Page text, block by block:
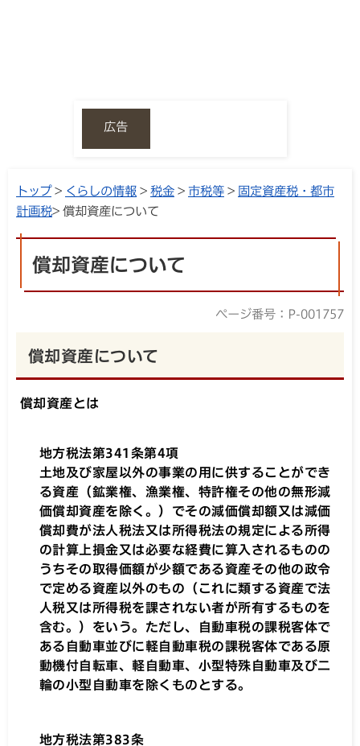
広告
トップ> くらしの情報 > 税金 > 市税等 > 固定資産税・都市
計画税> 償却資産について
償却資産について
ページ番号：P-001757
償却資産について
償却資産とは
地方税法第341条第4項
土地及び家屋以外の事業の用に供することができ
る資産（鉱業権、漁業権、特許権その他の無形減
価償却資産を除く。）でその減価償却額又は減価
償却費が法人税法又は所得税法の規定による所得
の計算上損金又は必要な経費に算入されるものの
うちその取得価額が少額である資産その他の政令
で定める資産以外のもの（これに類する資産で法
人税又は所得税を課されない者が所有するものを
含む。）をいう。ただし、自動車税の課税客体で
ある自動車並びに軽自動車税の課税客体である原
動機付自転車、軽自動車、小型特殊自動車及び二
輪の小型自動車を除くものとする。
地方税法第383条